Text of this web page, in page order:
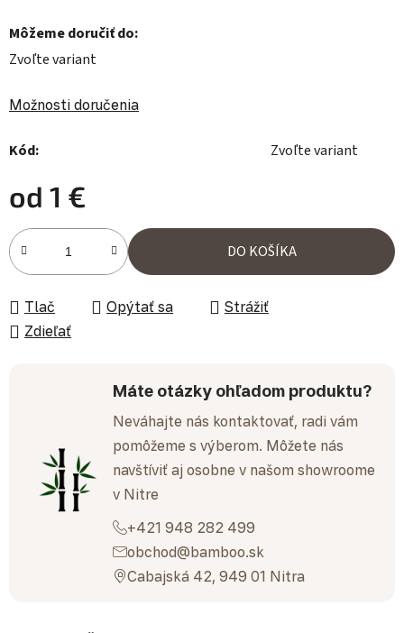
Môžeme doručiť do:
Zvoľte variant
Možnosti doručenia
Kód: Zvoľte variant
od 1 €
Jednotková cena:
DO KOŠÍKA
Tlač Opýtať sa
Strážiť
Zdieľať
Máte otázky ohľadom produktu?
Neváhajte nás kontaktovať, radi vám
pomôžeme s výberom. Môžete nás
navštíviť aj osobne v našom showroome
v Nitre
+421 948 282 499
obchod@bamboo.sk
Cabajská 42, 949 01 Nitra